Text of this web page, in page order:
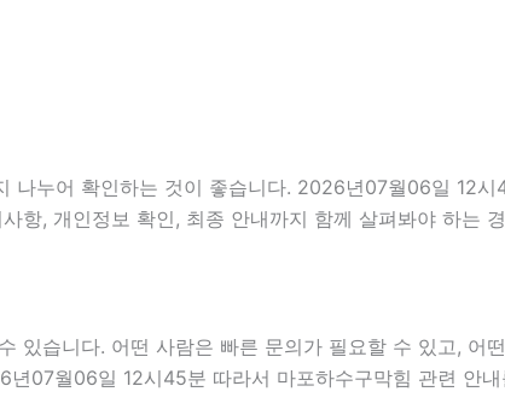
나누어 확인하는 것이 좋습니다. 2026년07월06일 12
항, 개인정보 확인, 최종 안내까지 함께 살펴봐야 하는
있습니다. 어떤 사람은 빠른 문의가 필요할 수 있고,
07월06일 12시45분 따라서 마포하수구막힘 관련 안